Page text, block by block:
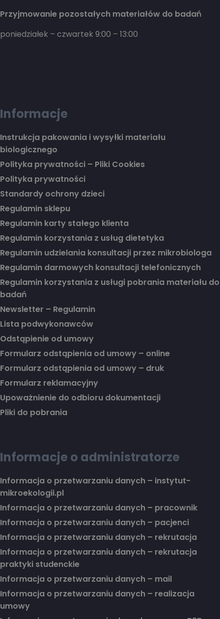
Przyjmowanie pozostałych materiałów do badań
poniedziałek – czwartek 9:00 – 13:00
Informacje
Instrukcja pakowania i wysyłki materiału
biologicznego
Polityka prywatności – Pliki Cookies
Polityka prywatności
Standardy ochrony dzieci
Regulamin sklepu
Regulamin karty stałego klienta
Regulamin korzystania z usług dietetyka
Regulamin udzielania konsultacji przez mikrobiologa
Regulamin darmowych konsultacji telefonicznych
Regulamin korzystania z usługi pobrania materiału do
badań
Newsletter – Regulamin
Lista podwykonawców
Odstąpienie od umowy
Formularz odstąpienia od umowy – online
Formularz odstąpienia od umowy – druk
Formularz reklamacyjny
Upoważnienie do odbioru dokumentacji
Pliki do pobrania
Informacje o administratorze
Informacja o przetwarzaniu danych – instytut-
mikroekologii.pl
Informacja o przetwarzaniu danych – pracownik
Informacja o przetwarzaniu danych – pacjenci
Informacja o przetwarzaniu danych – rekrutacja
Informacja o przetwarzaniu danych – rekrutacja
praktyki studenckie
Informacja o przetwarzaniu danych – mail
Informacja o przetwarzaniu danych – realizacja
umowy